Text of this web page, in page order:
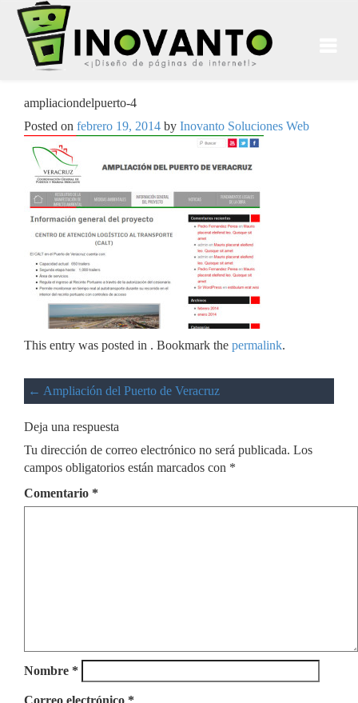
ampliaciondelpuerto-4
Posted on febrero 19, 2014 by Inovanto Soluciones Web
This entry was posted in . Bookmark the permalink.
← Ampliación del Puerto de Veracruz
Deja una respuesta
Tu dirección de correo electrónico no será publicada. Los
campos obligatorios están marcados con *
Comentario *
Nombre *
Correo electrónico *